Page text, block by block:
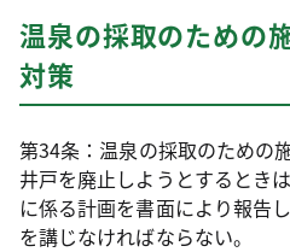
温泉の採取のための
対策
第34条：温泉の採取のための
井戸を廃止しようとするとき
に係る計画を書面により報告
を講じなければならない。